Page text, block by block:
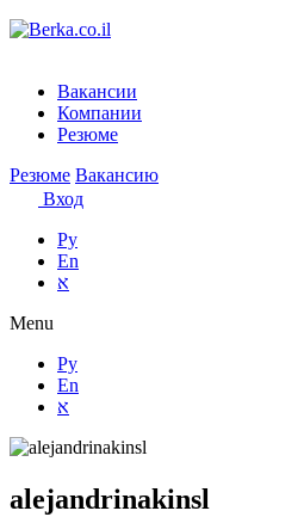
Вакансии
Компании
Резюме
Резюме Вакансию
Вход
Ру
En
א
Menu
Ру
En
א
alejandrinakinsl